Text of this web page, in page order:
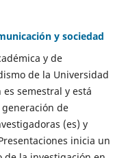
y sociedad
y de
de la Universidad
semestral y está
de
(es) y
inicia un